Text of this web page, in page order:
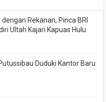
Rekanan, Pinca BRI
Ultah Kajari Kapuas Hulu
Duduki Kantor Baru